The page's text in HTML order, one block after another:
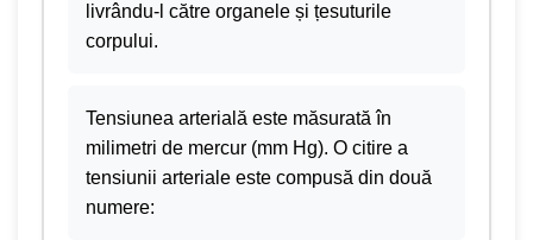
livrându-l către organele și țesuturile
corpului.
Tensiunea arterială este măsurată în
milimetri de mercur (mm Hg). O citire a
tensiunii arteriale este compusă din două
numere: